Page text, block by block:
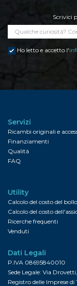
Scrivici
Ho letto e accetto l'
Servizi
Ricambi originali e
Finanziamenti
Qualità
FAQ
Utility
Calcolo del costo del bollo
Calcolo del costo
Ricerche frequenti
Venduti
Dati Legali
P.IVA 08695840010
Sede Legale: Via
Registro delle Imprese